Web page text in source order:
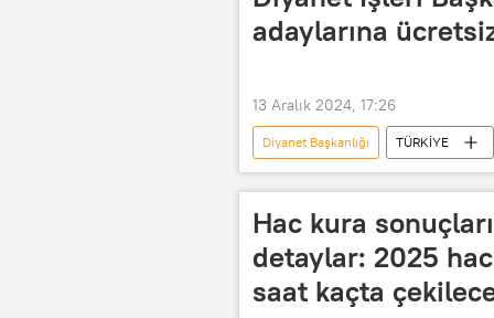
adaylarına
13 Aralık 2024, 17:26
Diyanet Başkanlığı TÜRKİYE
Türkiye Diyanet Vakfı (TDV)
Hac kura
detaylar: 2025
saat kaçta